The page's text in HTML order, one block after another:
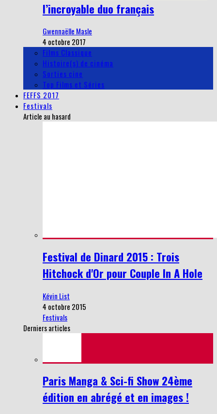
l’incroyable duo français
Gwennaëlle Masle
4 octobre 2017
Films Classique
Histoire(s) de cinéma
Sorties cine
Top Films et Séries
FEFFS 2017
Festivals
Article au hasard
Festival de Dinard 2015 : Trois
Hitchock d'Or pour Couple In A Hole
Kévin List
4 octobre 2015
Festivals
Derniers articles
Paris Manga & Sci-fi Show 24ème
édition en abrégé et en images !